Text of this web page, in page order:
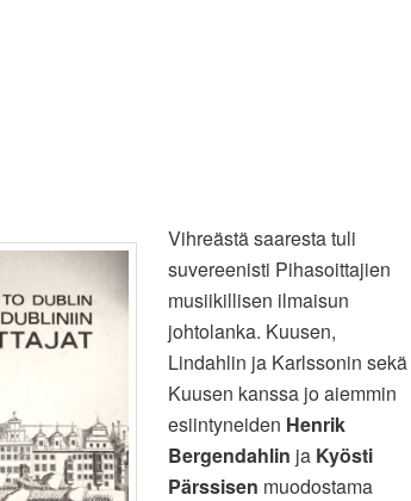
Vihreästä saaresta tuli
suvereenisti Pihasoittajien
musiikillisen ilmaisun
johtolanka. Kuusen,
Lindahlin ja Karlssonin sekä
Kuusen kanssa jo aiemmin
esiintyneiden Henrik
Bergendahlin ja Kyösti
Pärssisen muodostama